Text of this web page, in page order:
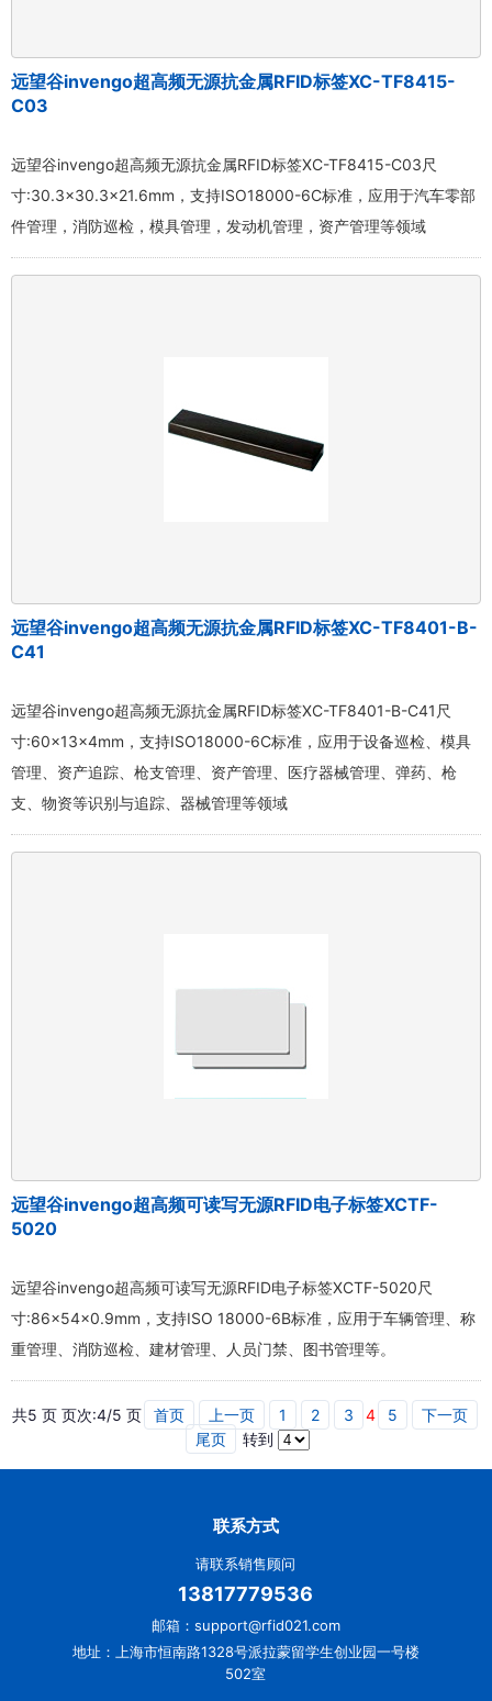
远望谷invengo超高频无源抗金属RFID标签XC-TF8415-
C03
远望谷invengo超高频无源抗金属RFID标签XC-TF8415-C03尺
寸:30.3×30.3×21.6mm，支持ISO18000-6C标准，应用于汽车零部
件管理，消防巡检，模具管理，发动机管理，资产管理等领域
远望谷invengo超高频无源抗金属RFID标签XC-TF8401-B-
C41
远望谷invengo超高频无源抗金属RFID标签XC-TF8401-B-C41尺
寸:60×13×4mm，支持ISO18000-6C标准，应用于设备巡检、模具
管理、资产追踪、枪支管理、资产管理、医疗器械管理、弹药、枪
支、物资等识别与追踪、器械管理等领域
远望谷invengo超高频可读写无源RFID电子标签XCTF-
5020
远望谷invengo超高频可读写无源RFID电子标签XCTF-5020尺
寸:86×54×0.9mm，支持ISO 18000-6B标准，应用于车辆管理、称
重管理、消防巡检、建材管理、人员门禁、图书管理等。
共5 页 页次:4/5 页 首页 上一页 1 2 3 4 5
下一页
尾页
转到
联系方式
请联系销售顾问
13817779536
邮箱：support@rfid021.com
地址：上海市恒南路1328号派拉蒙留学生创业园一号楼
502室